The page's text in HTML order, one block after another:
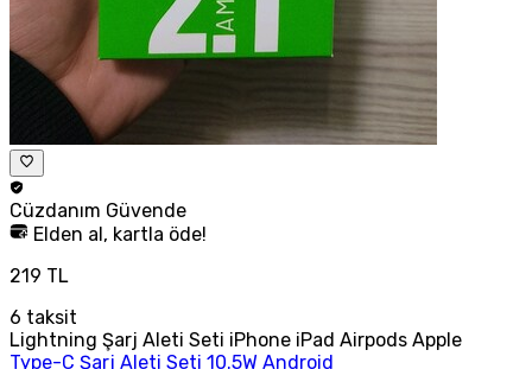
Cüzdanım Güvende
Elden al, kartla öde!
219 TL
6 taksit
Lightning Şarj Aleti Seti iPhone iPad Airpods Apple
Type-C Şarj Aleti Seti 10.5W Android